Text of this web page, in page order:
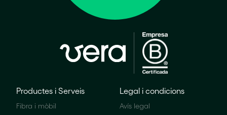
Productes i Serveis
Fibra i mòbil
Legal i condicions
Avís legal